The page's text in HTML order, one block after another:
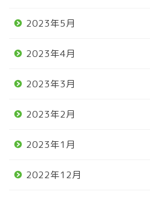
2023年5月
2023年4月
2023年3月
2023年2月
2023年1月
2022年12月